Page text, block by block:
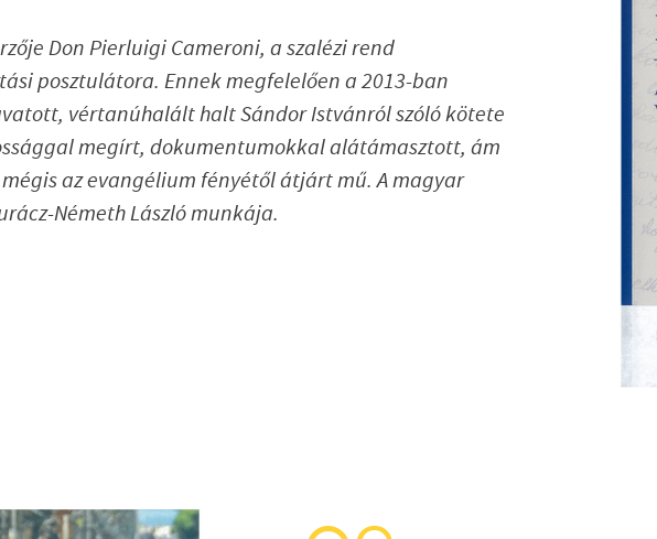
Don Pierluigi Cameroni, a szalézi rend
posztulátora. Ennek megfelelően a 2013-ban
vértanúhalált halt Sándor Istvánról szóló kötete
megírt, dokumentumokkal alátámasztott, ám
az evangélium fényétől átjárt mű. A magyar
Németh László munkája.